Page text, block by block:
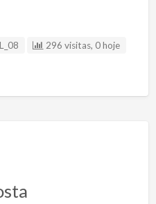
Anúncio 296 visitas, 0 hoje